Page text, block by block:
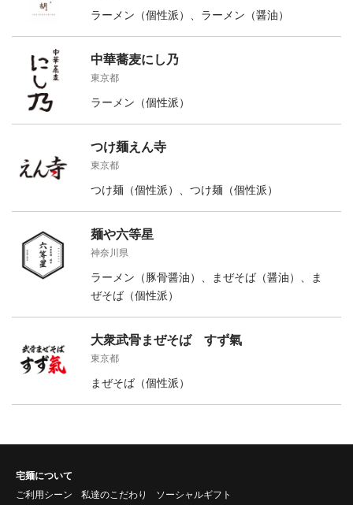
ラーメン（個性派）、ラーメン（醤油）
中華蕎麦にし乃
東京都
ラーメン（個性派）
つけ麺えん寺
東京都
つけ麺（個性派）、つけ麺（個性派）
麺や六等星
神奈川県
ラーメン（豚骨醤油）、まぜそば（醤油）、ま
ぜそば（個性派）
大衆武骨まぜそば すず氣
東京都
まぜそば（個性派）
宅麺について
ご利用シーン
私達のこだわり ソーシャルギフト